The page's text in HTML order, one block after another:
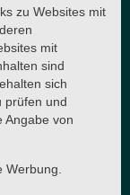
zu Websites mit
mit
sind
sich
prüfen und
Angabe von